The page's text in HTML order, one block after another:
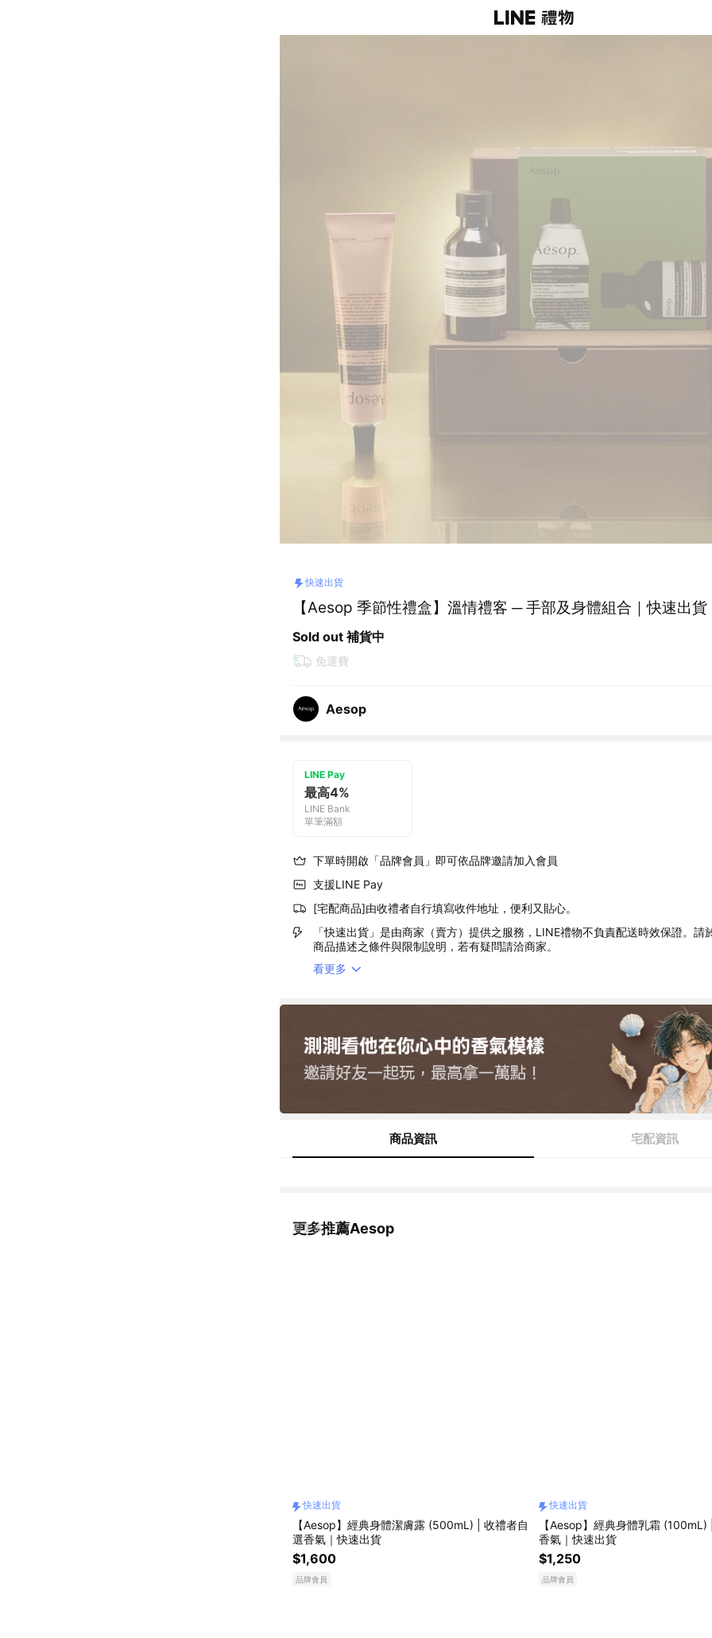
快速出貨
【Aesop 季節性禮盒】溫情禮客 ─ 手部及身體組合｜快速出貨
Sold out 補貨中
免運費
Aesop
LINE Pay
最高4%
LINE Bank
單筆滿額
下單時開啟「品牌會員」即可依品牌邀請加入會員
支援LINE Pay
[宅配商品]由收禮者自行填寫收件地址，便利又貼心。
「快速出貨」是由商家（賣方）提供之服務，LINE禮物不負責配送時效保證。請
商品描述之條件與限制說明，若有疑問請洽商家。
看更多
商品資訊 宅配資訊
更多推薦Aesop
看更多
快速出貨
【Aesop】經典身體潔膚露 (500mL) | 收禮者自
選香氣｜快速出貨
$1,600
品牌會員
快速出貨
【Aesop】經典身體乳霜
香氣｜快速出貨
$1,250
品牌會員